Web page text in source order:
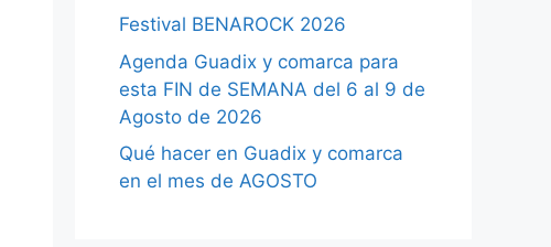
Festival BENAROCK 2026
Agenda Guadix y comarca para
esta FIN de SEMANA del 6 al 9 de
Agosto de 2026
Qué hacer en Guadix y comarca
en el mes de AGOSTO